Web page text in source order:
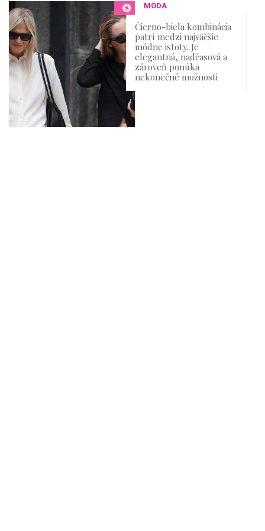
MÓDA
Čierno-biela kombinácia
patrí medzi najväčšie
módne istoty. Je
elegantná, nadčasová a
zároveň ponúka
nekonečné možnosti